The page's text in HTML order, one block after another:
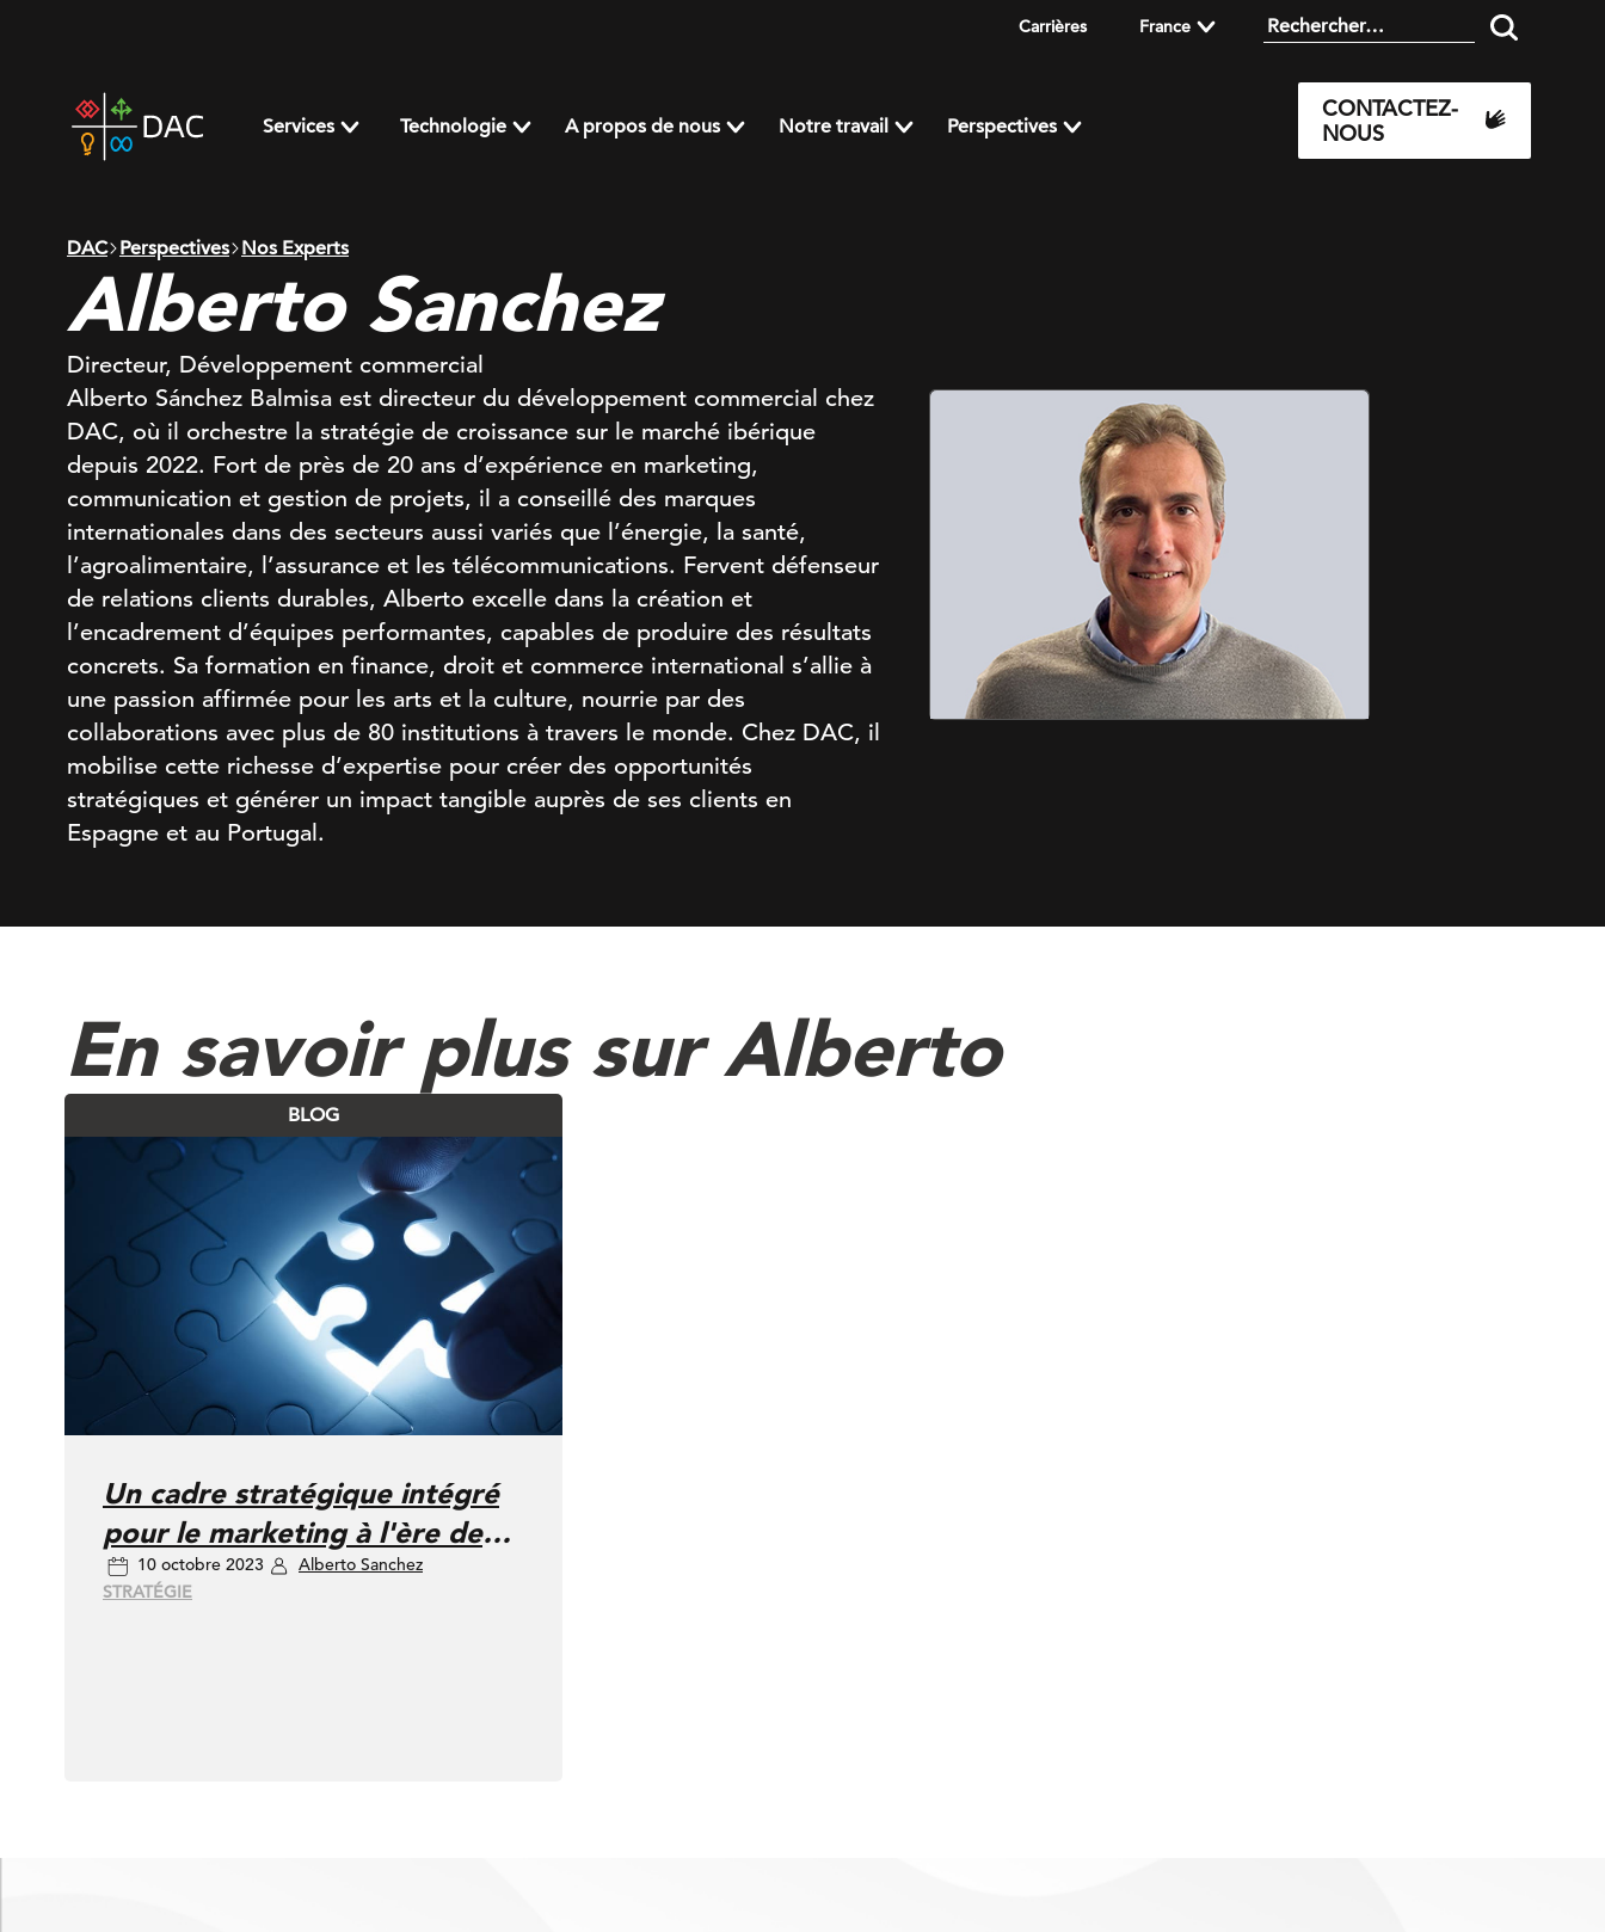
Carrières France
home
page
Services Technologie A propos de nous Notre travail Perspectives
CONTACTEZ-
NOUS
DAC Perspectives Nos Experts
Alberto Sanchez
Directeur, Développement commercial
Alberto Sánchez Balmisa est directeur du développement commercial chez
DAC, où il orchestre la stratégie de croissance sur le marché ibérique
depuis 2022. Fort de près de 20 ans d’expérience en marketing,
communication et gestion de projets, il a conseillé des marques
internationales dans des secteurs aussi variés que l’énergie, la santé,
l’agroalimentaire, l’assurance et les télécommunications. Fervent défenseur
de relations clients durables, Alberto excelle dans la création et
l’encadrement d’équipes performantes, capables de produire des résultats
concrets. Sa formation en finance, droit et commerce international s’allie à
une passion affirmée pour les arts et la culture, nourrie par des
collaborations avec plus de 80 institutions à travers le monde. Chez DAC, il
mobilise cette richesse d’expertise pour créer des opportunités
stratégiques et générer un impact tangible auprès de ses clients en
Espagne et au Portugal.
En savoir plus sur Alberto
BLOG
Un cadre stratégique intégré
pour le marketing à l'ère de
l'IA10 octobre 2023
Alberto Sanchez
STRATÉGIE